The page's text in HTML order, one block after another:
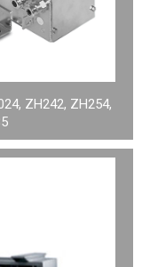
ZH242, ZH254,